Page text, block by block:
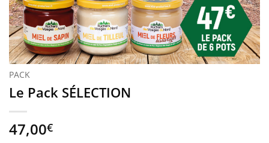
PACK
Le Pack SÉLECTION
47,00€